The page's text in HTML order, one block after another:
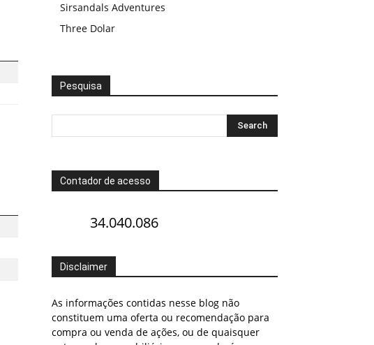
Sirsandals Adventures
Three Dolar
Pesquisa
Contador de acesso
34.040.086
Disclaimer
As informações contidas nesse blog não
constituem uma oferta ou recomendação para
compra ou venda de ações, ou de quaisquer